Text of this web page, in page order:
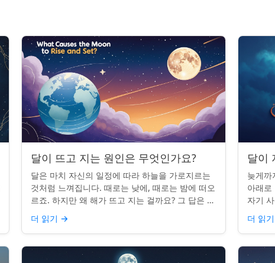
달이 뜨고 지는 원인은 무엇인가요?
달은 마치 자신의 일정에 따라 하늘을 가로지르는
것처럼 느껴집니다. 때로는 낮에, 때로는 밤에 떠오
르죠. 하지만 왜 해가 뜨고 지는 걸까요? 그 답은 단
순히 달에 관한 것이 아니라 우리에 관한 것입니다.
핵심 통찰:...
더 읽기 →
달이
늦게까
아래로
자기
부릅
치곤
더 읽기